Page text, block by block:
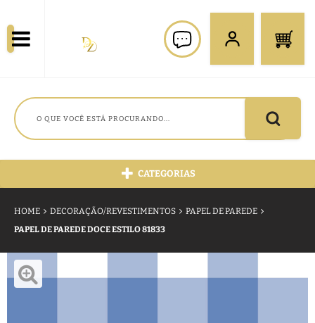
CATEGORIAS
HOME DECORAÇÃO/REVESTIMENTOS
PAPEL DE PAREDE
PAPEL DE PAREDE DOCE ESTILO 81833